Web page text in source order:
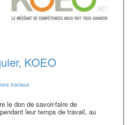
KOEO
sociaux
le don de savoir-faire de
leur temps de travail, au